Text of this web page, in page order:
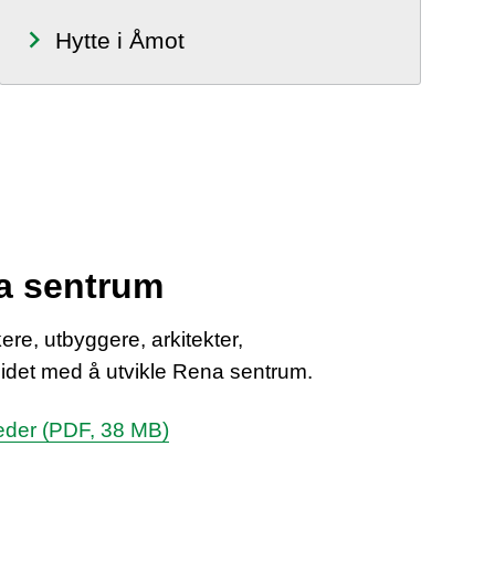
Hytte i Åmot
sentrum
utbyggere, arkitekter,
med å utvikle Rena sentrum.
(PDF, 38 MB)